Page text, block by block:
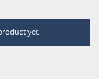
yet.